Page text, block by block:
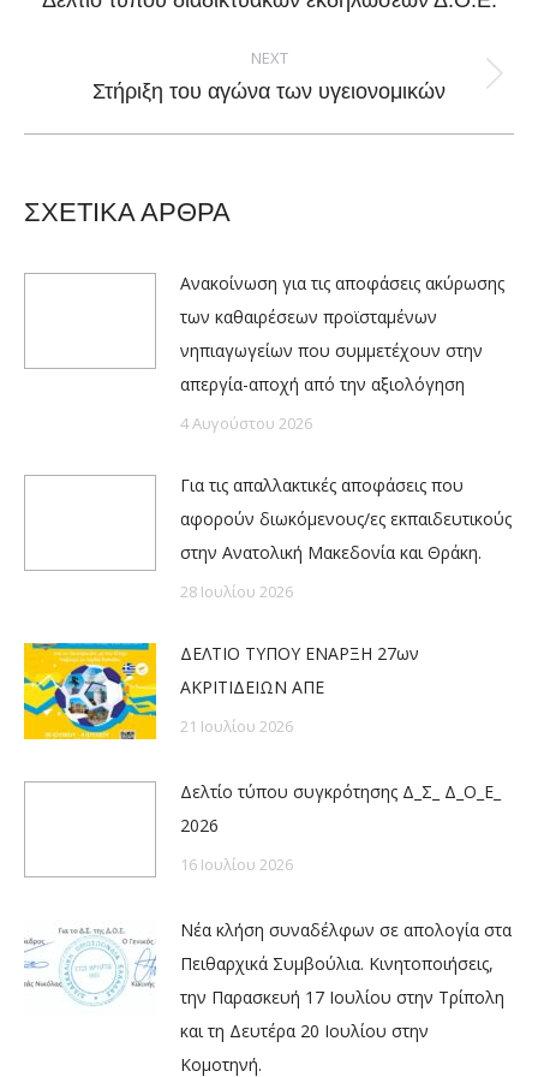
NEXT
Next
Στήριξη του αγώνα των υγειονομικών
ΣΧΕΤΙΚΑ ΑΡΘΡΑ
Ανακοίνωση για τις αποφάσεις ακύρωσης
των καθαιρέσεων προϊσταμένων
νηπιαγωγείων που συμμετέχουν στην
απεργία-αποχή από την αξιολόγηση
4 Αυγούστου 2026
Για τις απαλλακτικές αποφάσεις που
αφορούν διωκόμενους/ες εκπαιδευτικούς
στην Ανατολική Μακεδονία και Θράκη.
28 Ιουλίου 2026
ΔΕΛΤΙΟ ΤΥΠΟΥ ΕΝΑΡΞΗ 27ων
ΑΚΡΙΤΙΔΕΙΩΝ ΑΠΕ
21 Ιουλίου 2026
Δελτίο τύπου συγκρότησης Δ_Σ_ Δ_Ο_Ε_
2026
16 Ιουλίου 2026
Νέα κλήση συναδέλφων σε απολογία στα
Πειθαρχικά Συμβούλια. Κινητοποιήσεις,
την Παρασκευή 17 Ιουλίου στην Τρίπολη
και τη Δευτέρα 20 Ιουλίου στην
Κομοτηνή.